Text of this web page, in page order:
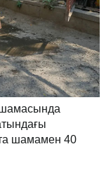
шамасында
шамамен 40